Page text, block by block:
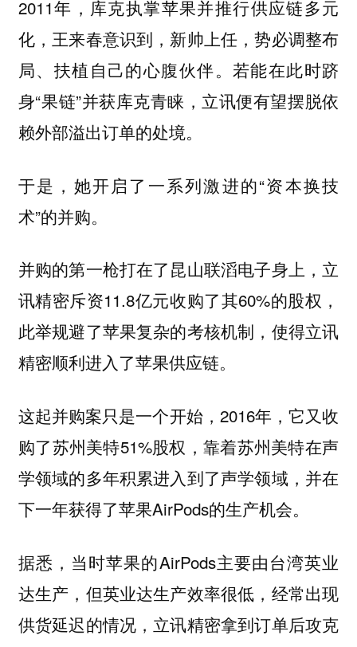
2011年，库克执掌苹果并推行供应链多元
化，王来春意识到，新帅上任，势必调整布
局、扶植自己的心腹伙伴。若能在此时跻
身“果链”并获库克青睐，立讯便有望摆脱依
赖外部溢出订单的处境。
于是，她开启了一系列激进的“资本换技
术”的并购。
并购的第一枪打在了昆山联滔电子身上，立
讯精密斥资11.8亿元收购了其60%的股权，
此举规避了苹果复杂的考核机制，使得立讯
精密顺利进入了苹果供应链。
这起并购案只是一个开始，2016年，它又收
购了苏州美特51%股权，靠着苏州美特在声
学领域的多年积累进入到了声学领域，并在
下一年获得了苹果AirPods的生产机会。
据悉，当时苹果的AirPods主要由台湾英业
达生产，但英业达生产效率很低，经常出现
供货延迟的情况，立讯精密拿到订单后攻克